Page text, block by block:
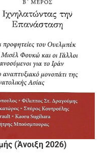
(Άνοιξη 2026)